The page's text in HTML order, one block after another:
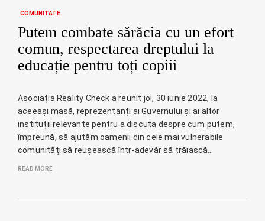
COMUNITATE
Putem combate sărăcia cu un efort
comun, respectarea dreptului la
educație pentru toți copiii
Asociația Reality Check a reunit joi, 30 iunie 2022, la
aceeași masă, reprezentanți ai Guvernului și ai altor
instituții relevante pentru a discuta despre cum putem,
împreună, să ajutăm oamenii din cele mai vulnerabile
comunități să reușească într-adevăr să trăiască…
READ MORE